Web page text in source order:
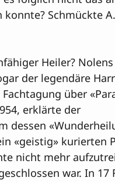
Schmückte
Heiler?
der legendäre
über
erklärte der
dessen
«geistig» kurierten
nicht mehr
war. In 17